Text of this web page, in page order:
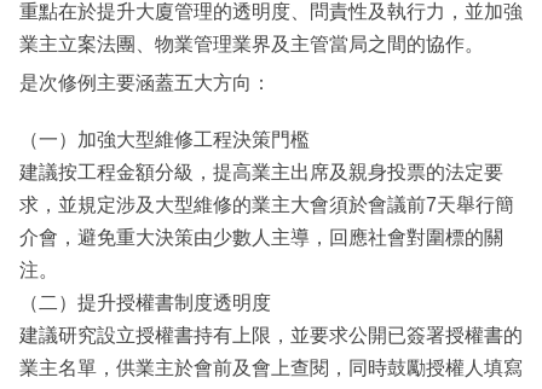
重點在於提升大廈管理的透明度、問責性及執行力，並加強
業主立案法團、物業管理業界及主管當局之間的協作。
是次修例主要涵蓋五大方向：
（一）加強大型維修工程決策門檻
建議按工程金額分級，提高業主出席及親身投票的法定要
求，並規定涉及大型維修的業主大會須於會議前7天舉行簡
介會，避免重大決策由少數人主導，回應社會對圍標的關
注。
（二）提升授權書制度透明度
建議研究設立授權書持有上限，並要求公開已簽署授權書的
業主名單，供業主於會前及會上查閱，同時鼓勵授權人填寫